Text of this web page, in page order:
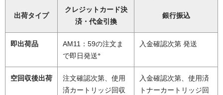
出荷タイプ
クレジットカード決
済・代金引換
銀行振込
即出荷品
AM11：59の注文ま
で即日発送※
入金確認次第 発送
空回収後出荷
注文確認次第、使用
済カートリッジ回収
入金確認次第、使用済
トナーカートリッジ回